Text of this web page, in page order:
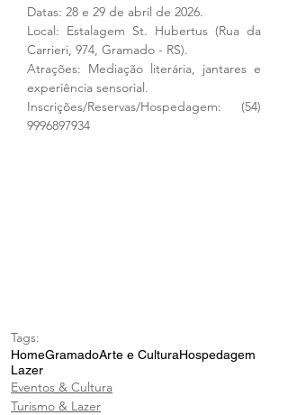
Datas: 28 e 29 de abril de 2026.
Local: Estalagem St. Hubertus (Rua da
Carrieri, 974, Gramado - RS).
Atrações: Mediação literária, jantares e
experiência sensorial.
Inscrições/Reservas/Hospedagem: (54)
9996897934
Tags:
HomeGramadoArte e CulturaHospedagem
Lazer
Eventos & Cultura
Turismo & Lazer